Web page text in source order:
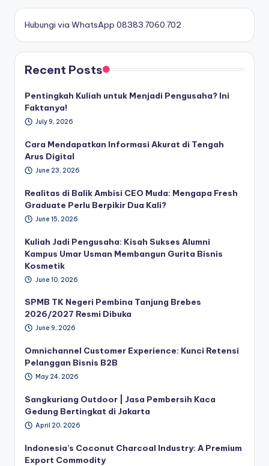
Hubungi via WhatsApp 08383.7060.702
Recent Posts
Pentingkah Kuliah untuk Menjadi Pengusaha? Ini
Faktanya!
July 9, 2026
Cara Mendapatkan Informasi Akurat di Tengah
Arus Digital
June 23, 2026
Realitas di Balik Ambisi CEO Muda: Mengapa Fresh
Graduate Perlu Berpikir Dua Kali?
June 15, 2026
Kuliah Jadi Pengusaha: Kisah Sukses Alumni
Kampus Umar Usman Membangun Gurita Bisnis
Kosmetik
June 10, 2026
SPMB TK Negeri Pembina Tanjung Brebes
2026/2027 Resmi Dibuka
June 9, 2026
Omnichannel Customer Experience: Kunci Retensi
Pelanggan Bisnis B2B
May 24, 2026
Sangkuriang Outdoor | Jasa Pembersih Kaca
Gedung Bertingkat di Jakarta
April 20, 2026
Indonesia’s Coconut Charcoal Industry: A Premium
Export Commodity